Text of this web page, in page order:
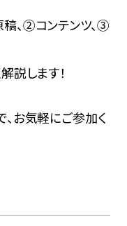
、②コンテンツ、③
説します！
お気軽にご参加く